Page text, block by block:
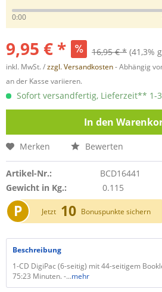
0:00
9,95 € * 16,95 € * (41,3%
inkl. MwSt. /zzgl. Versandkosten- Abhängig
an der Kasse variieren.
Sofort versandfertig, Lieferzeit** 1-
In den
Merken Bewerten
Artikel-Nr.:
BCD16441
Gewicht in Kg.:
0.115
P Jetzt 10 Bonuspunkte sichern
Beschreibung
1-CD DigiPac (6-seitig) mit 44-seitigem
75:23 Minuten. -...mehr